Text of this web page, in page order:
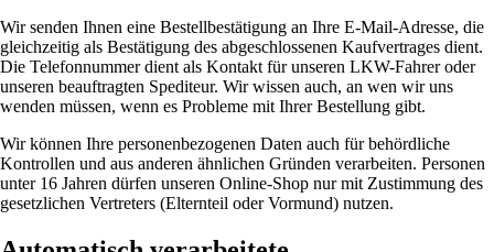
Wir senden Ihnen eine Bestellbestätigung an Ihre E-Mail-Adresse, die
gleichzeitig als Bestätigung des abgeschlossenen Kaufvertrages dient.
Die Telefonnummer dient als Kontakt für unseren LKW-Fahrer oder
unseren beauftragten Spediteur. Wir wissen auch, an wen wir uns
wenden müssen, wenn es Probleme mit Ihrer Bestellung gibt.
Wir können Ihre personenbezogenen Daten auch für behördliche
Kontrollen und aus anderen ähnlichen Gründen verarbeiten. Personen
unter 16 Jahren dürfen unseren Online-Shop nur mit Zustimmung des
gesetzlichen Vertreters (Elternteil oder Vormund) nutzen.